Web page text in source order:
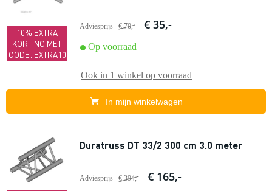
10% EXTRA
KORTING MET
CODE: EXTRA10
Adviesprijs € 70,- € 35,-
Op voorraad
Ook in 1 winkel op voorraad
In mijn winkelwagen
Duratruss DT 33/2 300 cm 3.0 meter
Adviesprijs € 394,- € 165,-